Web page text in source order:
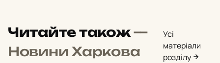
Читайте також—
Новини Харкова
Усі
матеріали
розділу